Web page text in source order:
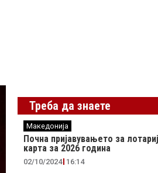
Треба да знаете
Македонија
Почна пријавувањето за
карта за 2026 година
02/10/2024 16:14